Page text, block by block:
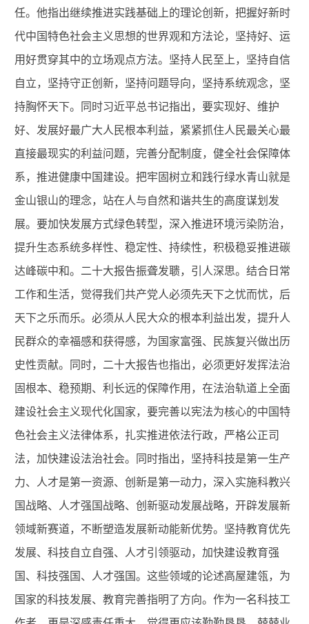
任。他指出继续推进实践基础上的理论创新，把握好新时
代中国特色社会主义思想的世界观和方法论，坚持好、运
用好贯穿其中的立场观点方法。坚持人民至上，坚持自信
自立，坚持守正创新，坚持问题导向，坚持系统观念，坚
持胸怀天下。同时习近平总书记指出，要实现好、维护
好、发展好最广大人民根本利益，紧紧抓住人民最关心最
直接最现实的利益问题，完善分配制度，健全社会保障体
系，推进健康中国建设。把牢固树立和践行绿水青山就是
金山银山的理念，站在人与自然和谐共生的高度谋划发
展。要加快发展方式绿色转型，深入推进环境污染防治，
提升生态系统多样性、稳定性、持续性，积极稳妥推进碳
达峰碳中和。二十大报告振聋发聩，引人深思。结合日常
工作和生活，觉得我们共产党人必须先天下之忧而忧，后
天下之乐而乐。必须从人民大众的根本利益出发，提升人
民群众的幸福感和获得感，为国家富强、民族复兴做出历
史性贡献。同时，二十大报告也指出，必须更好发挥法治
固根本、稳预期、利长远的保障作用，在法治轨道上全面
建设社会主义现代化国家，要完善以宪法为核心的中国特
色社会主义法律体系，扎实推进依法行政，严格公正司
法，加快建设法治社会。同时指出，坚持科技是第一生产
力、人才是第一资源、创新是第一动力，深入实施科教兴
国战略、人才强国战略、创新驱动发展战略，开辟发展新
领域新赛道，不断塑造发展新动能新优势。坚持教育优先
发展、科技自立自强、人才引领驱动，加快建设教育强
国、科技强国、人才强国。这些领域的论述高屋建瓴，为
国家的科技发展、教育完善指明了方向。作为一名科技工